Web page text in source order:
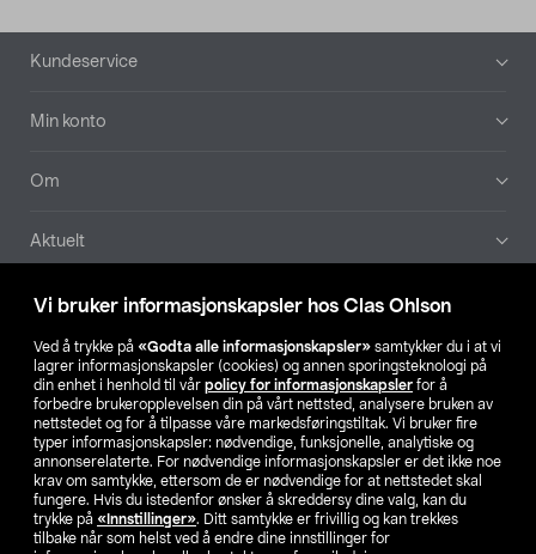
Vi bruker informasjonskapsler hos Clas Ohlson
Ved å trykke på «Godta alle informasjonskapsler» samtykker du i at vi
lagrer informasjonskapsler (cookies) og annen sporingsteknologi på
din enhet i henhold til vår policy for informasjonskapsler for å
forbedre brukeropplevelsen din på vårt nettsted, analysere bruken av
nettstedet og for å tilpasse våre markedsføringstiltak. Vi bruker fire
typer informasjonskapsler: nødvendige, funksjonelle, analytiske og
annonserelaterte. For nødvendige informasjonskapsler er det ikke noe
krav om samtykke, ettersom de er nødvendige for at nettstedet skal
fungere. Hvis du istedenfor ønsker å skreddersy dine valg, kan du
trykke på «Innstillinger». Ditt samtykke er frivillig og kan trekkes
tilbake når som helst ved å endre dine innstillinger for
Bunntekst
Kundeservice
Min konto
Om
Aktuelt
Våre selskaper
Finn din butikk
SE NO FI